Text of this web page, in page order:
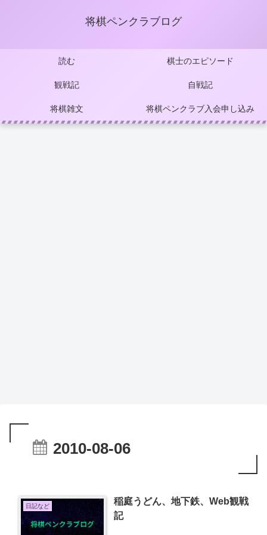
将棋ペンクラブログ
読む 棋士のエピソード
観戦記 自戦記
将棋雑文 将棋ペンクラブ入会申し込み
2010-08-06
日記など
稲庭うどん、地下鉄、Web観戦
記